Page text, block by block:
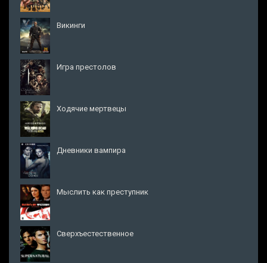
Викинги
Игра престолов
Ходячие мертвецы
Дневники вампира
Мыслить как преступник
Сверхъестественное